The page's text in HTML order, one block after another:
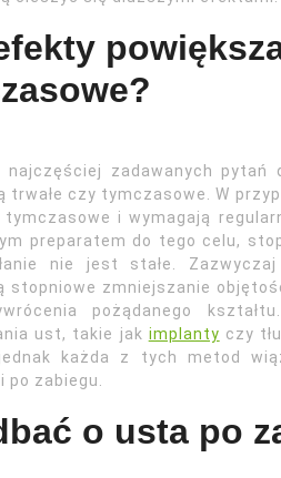
najczęściej zadawanych
trwałe czy tymczasowe. W
i wymagają
preparatem do tego celu,
nie jest stałe.
stopniowe zmniejszanie
pożądanego
ust, takie jak implanty czy
każda z tych metod
po zabiegu.
o usta po